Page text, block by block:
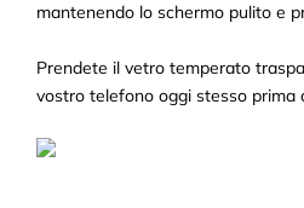
mantenendo lo schermo pulito e
Prendete il vetro temperato
vostro telefono oggi stesso prima